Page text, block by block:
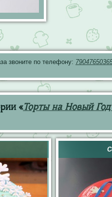
звоните по телефону:
«Торты на Новый Год